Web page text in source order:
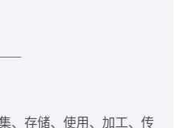
、存储、使用、加工、传